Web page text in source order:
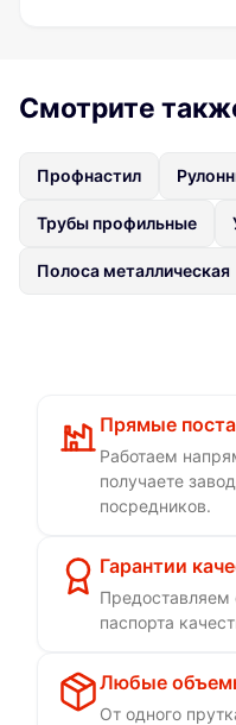
Смотрите
Профнастил
Трубы профильные
Полоса металлическая
Прямые
Работаем
получаете
посредников.
Гарантии
паспорта
Любые
От одного